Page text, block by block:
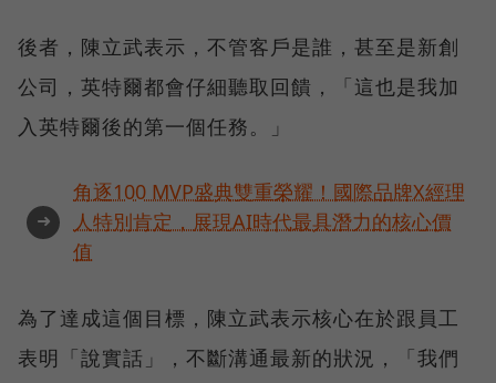
後者，陳立武表示，不管客戶是誰，甚至是新創
公司，英特爾都會仔細聽取回饋，「這也是我加
入英特爾後的第一個任務。」
➜
角逐100 MVP盛典雙重榮耀！國際品牌X經理
人特別肯定，展現AI時代最具潛力的核心價
值
為了達成這個目標，陳立武表示核心在於跟員工
表明「說實話」，不斷溝通最新的狀況，「我們